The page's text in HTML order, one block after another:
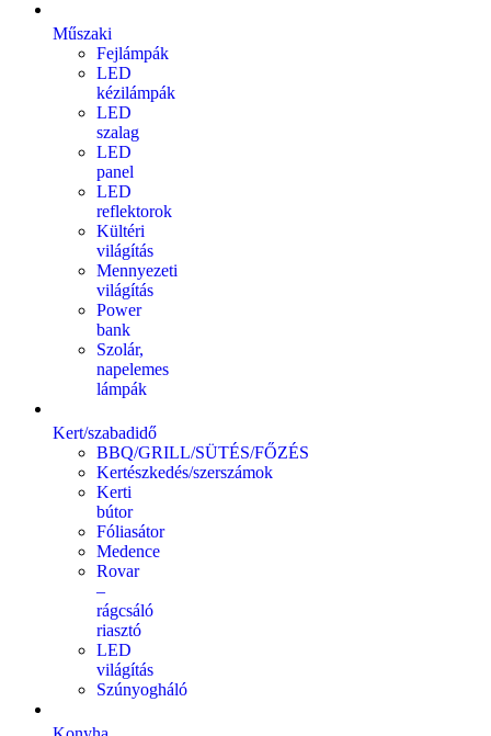
Műszaki
Fejlámpák
LED
kézilámpák
LED
szalag
LED
panel
LED
reflektorok
Kültéri
világítás
Mennyezeti
világítás
Power
bank
Szolár,
napelemes
lámpák
Kert/szabadidő
BBQ/GRILL/SÜTÉS/FŐZÉS
Kertészkedés/szerszámok
Kerti
bútor
Fóliasátor
Medence
Rovar
–
rágcsáló
riasztó
LED
világítás
Szúnyogháló